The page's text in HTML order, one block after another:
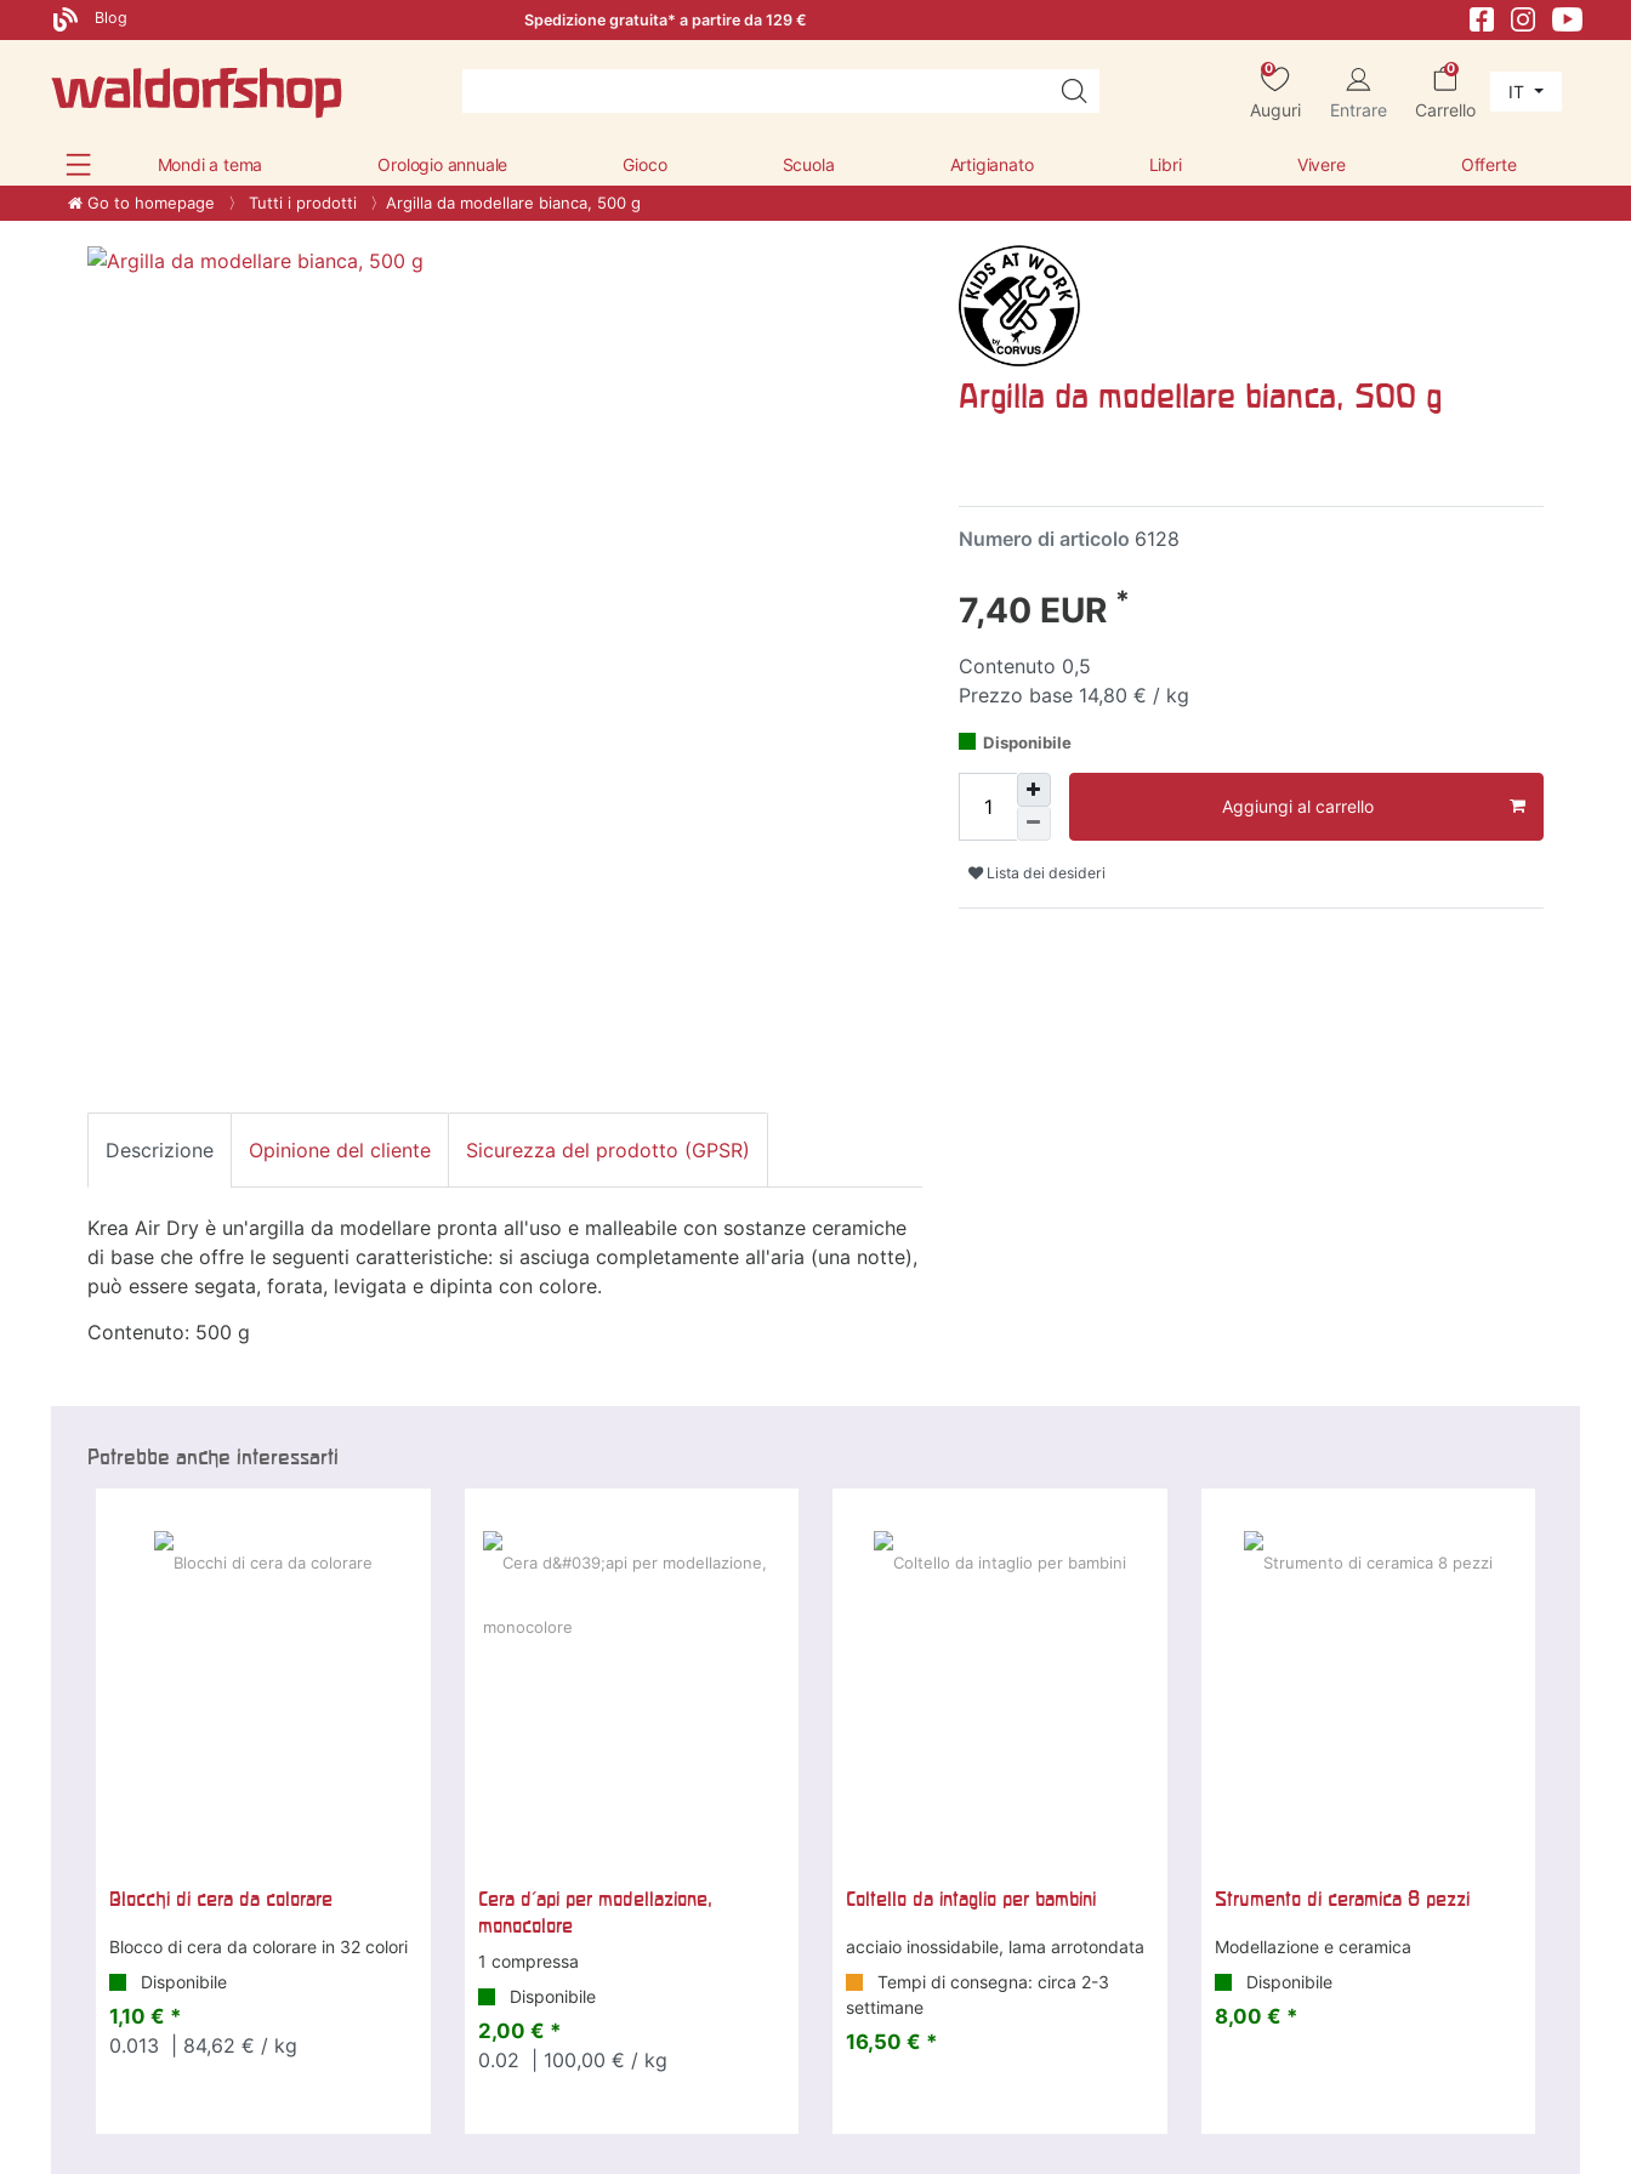
Blog Spedizione gratuita* a partire da 129 €
0
Auguri Entrare
0
Carrello
IT
Mondi a tema Orologio annuale Gioco Scuola Artigianato Libri Vivere Offerte
Go to homepage Tutti i prodotti Argilla da modellare bianca, 500 g
Argilla da modellare bianca, 500 g
Numero di articolo 6128
7,40 EUR *
Contenuto 0,5
Prezzo base 14,80 € / kg
Disponibile
Aggiungi al carrello
Lista dei desideri
Descrizione Opinione del cliente Sicurezza del prodotto (GPSR)
Krea Air Dry è un'argilla da modellare pronta all'uso e malleabile con sostanze ceramiche
di base che offre le seguenti caratteristiche: si asciuga completamente all'aria (una notte),
può essere segata, forata, levigata e dipinta con colore.
Contenuto: 500 g
Potrebbe anche interessarti
Blocchi di cera da colorare
Blocco di cera da colorare in 32 colori
Disponibile
1,10 € *
0.013
| 84,62 € / kg
Cera d'api per modellazione,
monocolore
1 compressa
Disponibile
2,00 € *
0.02
| 100,00 € / kg
Coltello da intaglio per bambini
acciaio inossidabile, lama arrotondata
Tempi di consegna: circa 2-3
settimane
16,50 € *
Strumento di ceramica 8 pezzi
Modellazione e ceramica
Disponibile
8,00 € *